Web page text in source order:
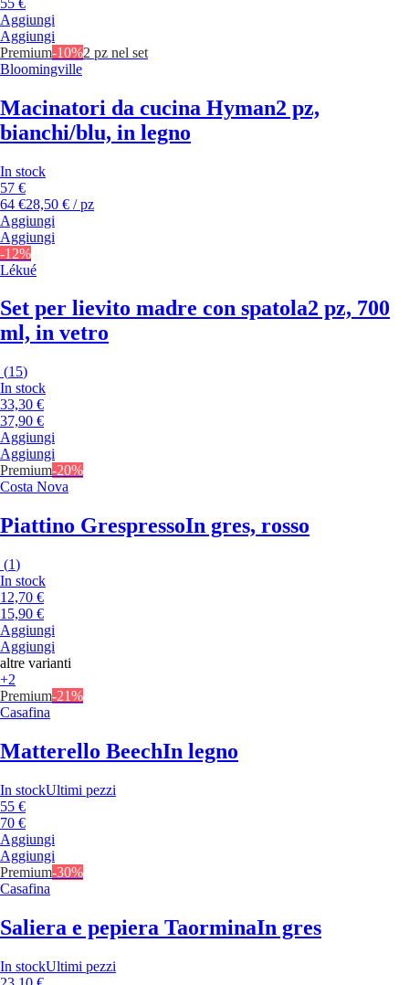
Aggiungi
Aggiungi
Premium-10%2 pz nel set
Bloomingville
Macinatori da cucina Hyman2 pz,
bianchi/blu, in legno
In stock
57 €
64 €28,50 € / pz
Aggiungi
Aggiungi
-12%
Lékué
Set per lievito madre con spatola2 pz, 700
ml, in vetro
(15)
In stock
33,30 €
37,90 €
Aggiungi
Aggiungi
Premium-20%
Costa Nova
Piattino GrespressoIn gres, rosso
(1)
In stock
12,70 €
15,90 €
Aggiungi
Aggiungi
altre varianti
+2
Premium-21%
Casafina
Matterello BeechIn legno
In stockUltimi pezzi
55 €
70 €
Aggiungi
Aggiungi
Premium-30%
Casafina
Saliera e pepiera TaorminaIn gres
In stockUltimi pezzi